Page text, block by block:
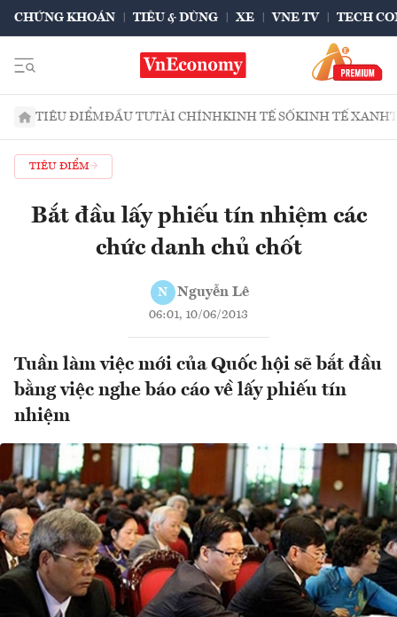
CHỨNG KHOÁN TIÊU & DÙNG XE VNE TV TECH
TIÊU ĐIỂMĐẦU TƯTÀI CHÍNHKINH TẾ SỐKINH TẾ XANH
TIÊU ĐIỂM
Bắt đầu lấy phiếu tín nhiệm các
chức danh chủ chốt
N Nguyễn Lê
06:01, 10/06/2013
Tuần làm việc mới của Quốc hội sẽ bắt đầu
bằng việc nghe báo cáo về lấy phiếu tín
nhiệm